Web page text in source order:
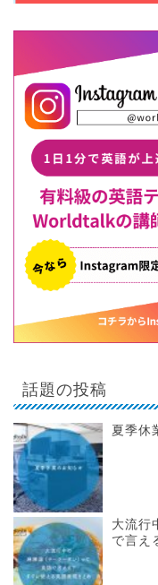
話題の投稿
夏季休
大流行
で言え